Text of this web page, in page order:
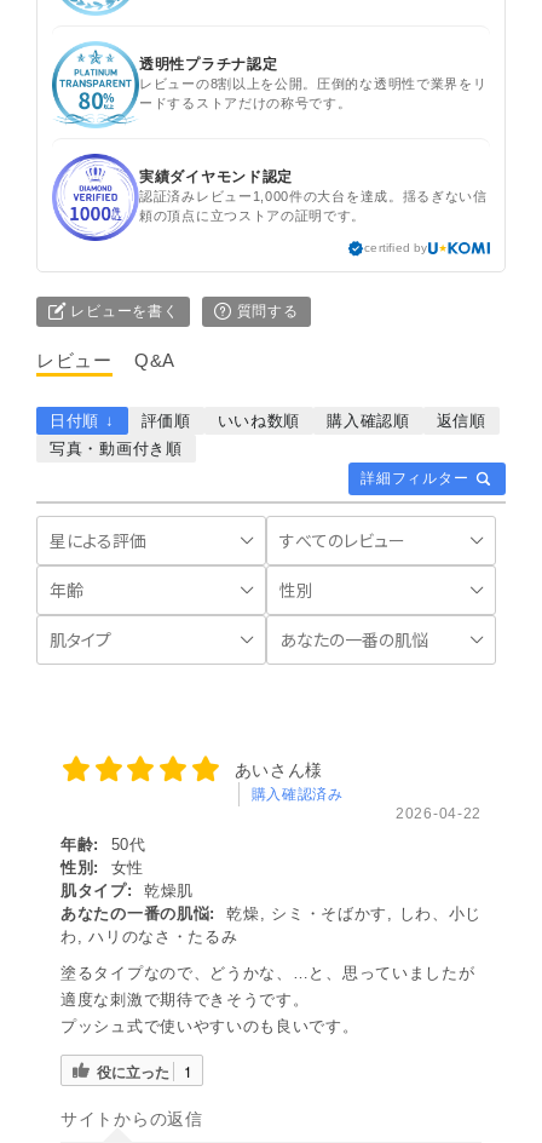
透明性プラチナ認定
レビューの8割以上を公開。圧倒的な透明性で業界をリ
ードするストアだけの称号です。
実績ダイヤモンド認定
認証済みレビュー1,000件の大台を達成。揺るぎない信
頼の頂点に立つストアの証明です。
certified by
レビューを書く 質問する
レビュー Q&A
詳細フィルター
日付順 ↓ 評価順 いいね数順 購入確認順
返信順
写真・動画付き順
あいさん様
購入確認済み
2026-04-22
年齢:
50代
性別:
女性
肌タイプ:
乾燥肌
あなたの一番の肌悩:
乾燥, シミ・そばかす, しわ、小じ
わ, ハリのなさ・たるみ
塗るタイプなので、どうかな、…と、思っていましたが
適度な刺激で期待できそうです。
プッシュ式で使いやすいのも良いです。
役に立った 1
サイトからの返信